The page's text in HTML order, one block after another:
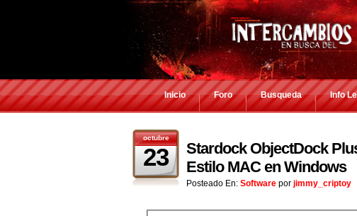
Inicio Foro Busqueda Info
octubre
23
Stardock ObjectDock
Estilo MAC en Windows
Posteado En: Software por jimmy_criptoy